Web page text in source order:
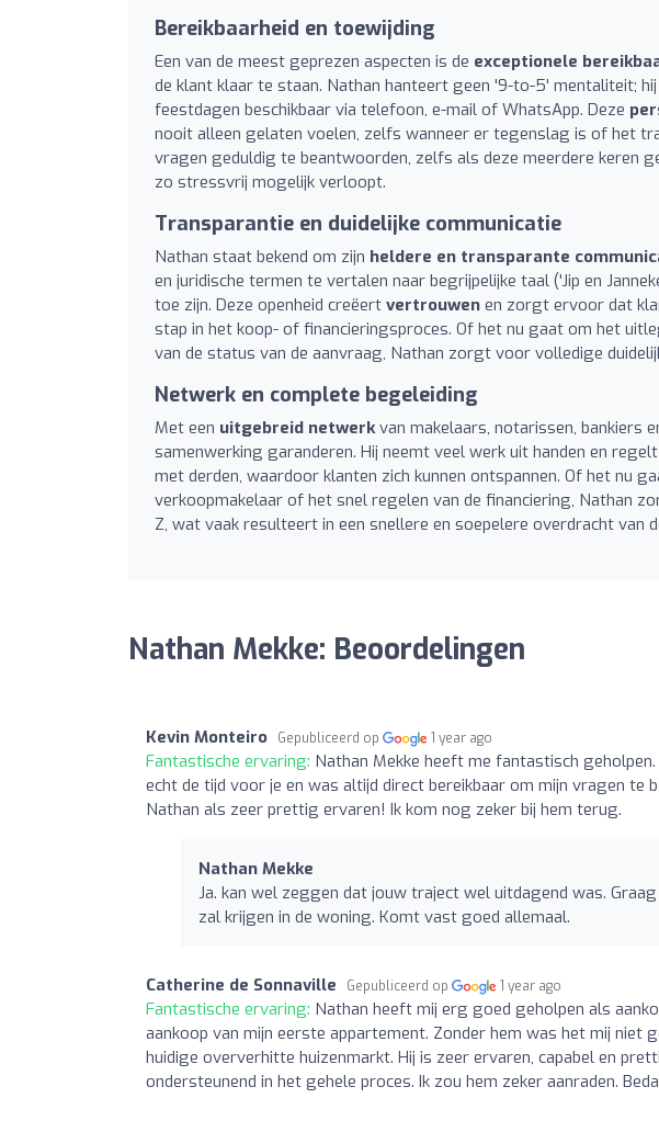
Bereikbaarheid en toewijding
Een van de meest geprezen aspecten is de exceptionele
de klant klaar te staan. Nathan hanteert geen '9-to-5' mentaliteit;
feestdagen beschikbaar via telefoon, e-mail of WhatsApp. Deze
nooit alleen gelaten voelen, zelfs wanneer er tegenslag is of het
vragen geduldig te beantwoorden, zelfs als deze meerdere keren
zo stressvrij mogelijk verloopt.
Transparantie en duidelijke communicatie
Nathan staat bekend om zijn heldere en transparante
en juridische termen te vertalen naar begrijpelijke taal ('Jip en
toe zijn. Deze openheid creëert vertrouwen en zorgt ervoor dat
stap in het koop- of financieringsproces. Of het nu gaat om het
van de status van de aanvraag, Nathan zorgt voor volledige
Netwerk en complete begeleiding
Met een uitgebreid netwerkvan makelaars, notarissen, bankiers
samenwerking garanderen. Hij neemt veel werk uit handen en
met derden, waardoor klanten zich kunnen ontspannen. Of het nu
verkoopmakelaar of het snel regelen van de financiering, Nathan
Z, wat vaak resulteert in een snellere en soepelere overdracht van
Nathan Mekke: Beoordelingen
Kevin Monteiro Gepubliceerd op 1 year ago
Fantastische ervaring: Nathan Mekke heeft me fantastisch
echt de tijd voor je en was altijd direct bereikbaar om mijn vragen te
Nathan als zeer prettig ervaren! Ik kom nog zeker bij hem terug.
Nathan Mekke
Ja. kan wel zeggen dat jouw traject wel uitdagend was.
zal krijgen in de woning. Komt vast goed allemaal.
Catherine de Sonnaville Gepubliceerd op 1 year ago
Fantastische ervaring: Nathan heeft mij erg goed geholpen als
aankoop van mijn eerste appartement. Zonder hem was het mij niet
huidige oververhitte huizenmarkt. Hij is zeer ervaren, capabel en
ondersteunend in het gehele proces. Ik zou hem zeker aanraden.